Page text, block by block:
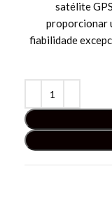
satélite
proporcionar
fiabilidade